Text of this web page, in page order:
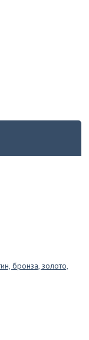
бронза, золото,